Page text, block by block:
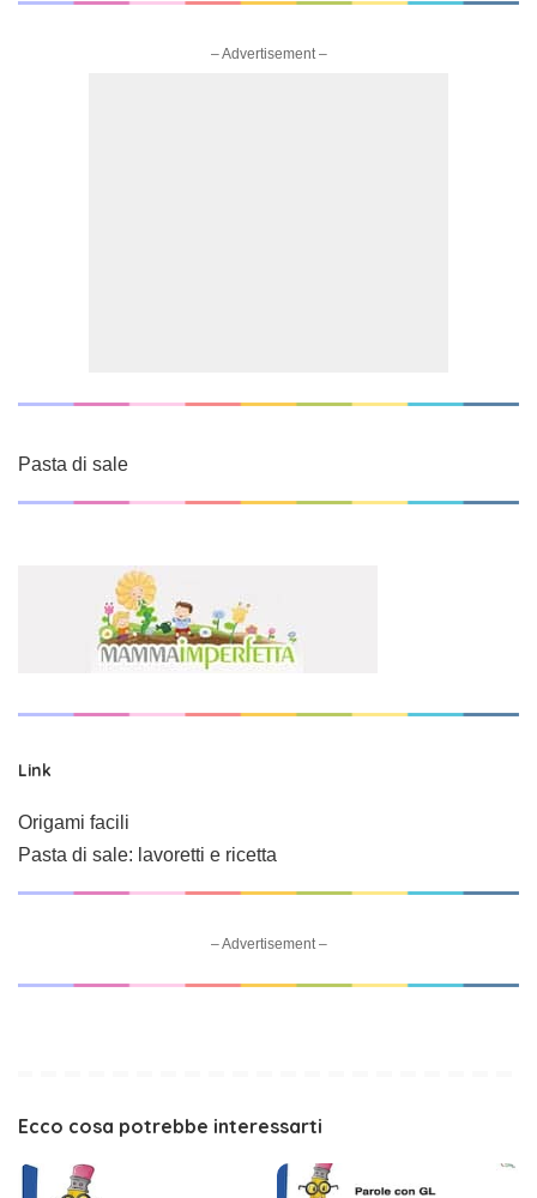
– Advertisement –
Pasta di sale
Link
Origami facili
Pasta di sale: lavoretti e ricetta
– Advertisement –
Ecco cosa potrebbe interessarti